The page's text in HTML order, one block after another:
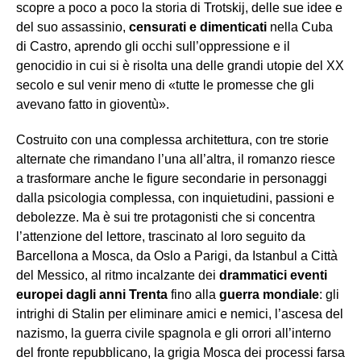
scopre a poco a poco la storia di Trotskij, delle sue idee e
del suo assassinio, censurati e dimenticati nella Cuba
di Castro, aprendo gli occhi sull’oppressione e il
genocidio in cui si è risolta una delle grandi utopie del XX
secolo e sul venir meno di «tutte le promesse che gli
avevano fatto in gioventù».
Costruito con una complessa architettura, con tre storie
alternate che rimandano l’una all’altra, il romanzo riesce
a trasformare anche le figure secondarie in personaggi
dalla psicologia complessa, con inquietudini, passioni e
debolezze. Ma è sui tre protagonisti che si concentra
l’attenzione del lettore, trascinato al loro seguito da
Barcellona a Mosca, da Oslo a Parigi, da Istanbul a Città
del Messico, al ritmo incalzante dei drammatici eventi
europei dagli anni Trenta fino alla guerra mondiale: gli
intrighi di Stalin per eliminare amici e nemici, l’ascesa del
nazismo, la guerra civile spagnola e gli orrori all’interno
del fronte repubblicano, la grigia Mosca dei processi farsa